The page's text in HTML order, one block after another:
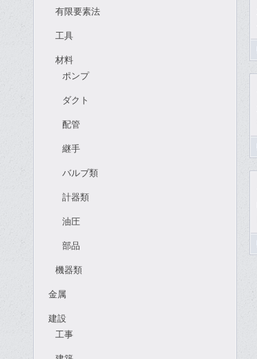
有限要素法
工具
材料
ポンプ
ダクト
配管
継手
バルブ類
計器類
油圧
部品
機器類
金属
建設
工事